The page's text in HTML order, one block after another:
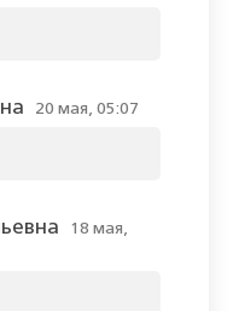
20 мая, 05:07
18 мая,